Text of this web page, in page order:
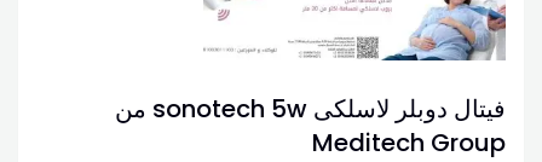
فيتال دوبلر لاسلكى sonotech 5w من
Meditech Group